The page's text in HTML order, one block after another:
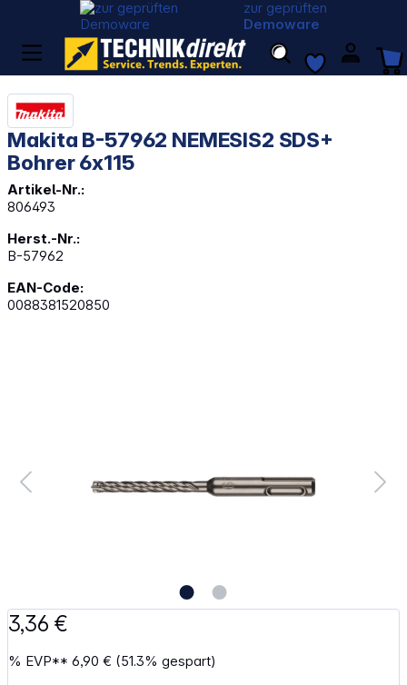
zur geprüften
Demoware
Makita B-57962 NEMESIS2 SDS+
Bohrer 6x115
Artikel-Nr.:
806493
Herst.-Nr.:
B-57962
EAN-Code:
0088381520850
3,36 €
% EVP**6,90 € (51.3% gespart)